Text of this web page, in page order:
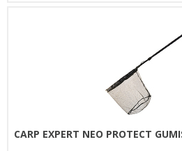
CARP EXPERT NEO PROTECT